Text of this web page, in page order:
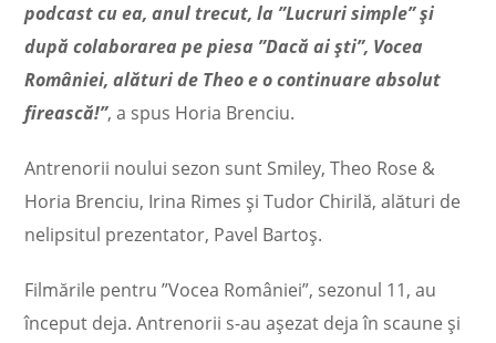
podcast cu ea, anul trecut, la ”Lucruri simple” și
după colaborarea pe piesa ”Dacă ai ști”, Vocea
României, alături de Theo e o continuare absolut
firească!”, a spus Horia Brenciu.
Antrenorii noului sezon sunt Smiley, Theo Rose &
Horia Brenciu, Irina Rimes și Tudor Chirilă, alături de
nelipsitul prezentator, Pavel Bartoș.
Filmările pentru ”Vocea României”, sezonul 11, au
început deja. Antrenorii s-au așezat deja în scaune și